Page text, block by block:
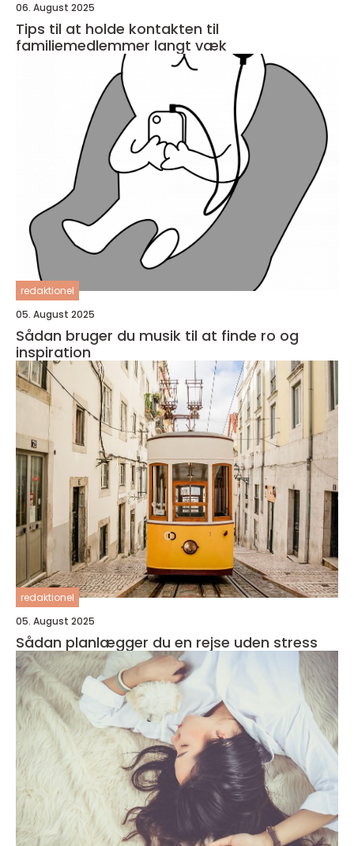
06. August 2025
Tips til at holde kontakten til
familiemedlemmer langt væk
redaktionel
05. August 2025
Sådan bruger du musik til at finde ro og
inspiration
redaktionel
05. August 2025
Sådan planlægger du en rejse uden stress